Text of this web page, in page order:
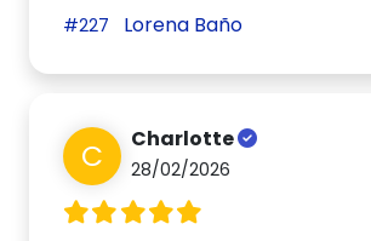
#227 Lorena Baño
C Charlotte
28/02/2026